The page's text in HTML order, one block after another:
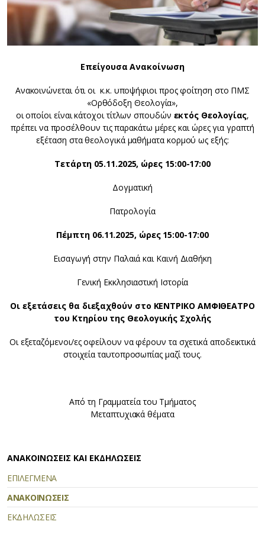
Επείγουσα Ανακοίνωση
Ανακοινώνεται ότι οι κ.κ. υποψήφιοι προς φοίτηση στο ΠΜΣ
«Ορθόδοξη Θεολογία»,
οι οποίοι είναι κάτοχοι τίτλων σπουδών εκτός Θεολογίας,
πρέπει να προσέλθουν τις παρακάτω μέρες και ώρες για γραπτή
εξέταση στα θεολογικά μαθήματα κορμού ως εξής:
Τετάρτη 05.11.2025, ώρες 15:00-17:00
Δογματική
Πατρολογία
Πέμπτη 06.11.2025, ώρες 15:00-17:00
Εισαγωγή στην Παλαιά και Καινή Διαθήκη
Γενική Εκκλησιαστική Ιστορία
Oι εξετάσεις θα διεξαχθούν στο ΚΕΝΤΡΙΚΟ ΑΜΦΙΘΕΑΤΡΟ
του Κτηρίου της Θεολογικής Σχολής
Οι εξεταζόμενοι/ες οφείλουν να φέρουν τα σχετικά αποδεικτικά
στοιχεία ταυτοπροσωπίας μαζί τους.
Από τη Γραμματεία του Τμήματος
Μεταπτυχιακά θέματα
ΑΝΑΚΟΙΝΩΣΕΙΣ ΚΑΙ ΕΚΔΗΛΩΣΕΙΣ
ΕΠΙΛΕΓΜΕΝΑ
ΑΝΑΚΟΙΝΩΣΕΙΣ
ΕΚΔΗΛΩΣΕΙΣ